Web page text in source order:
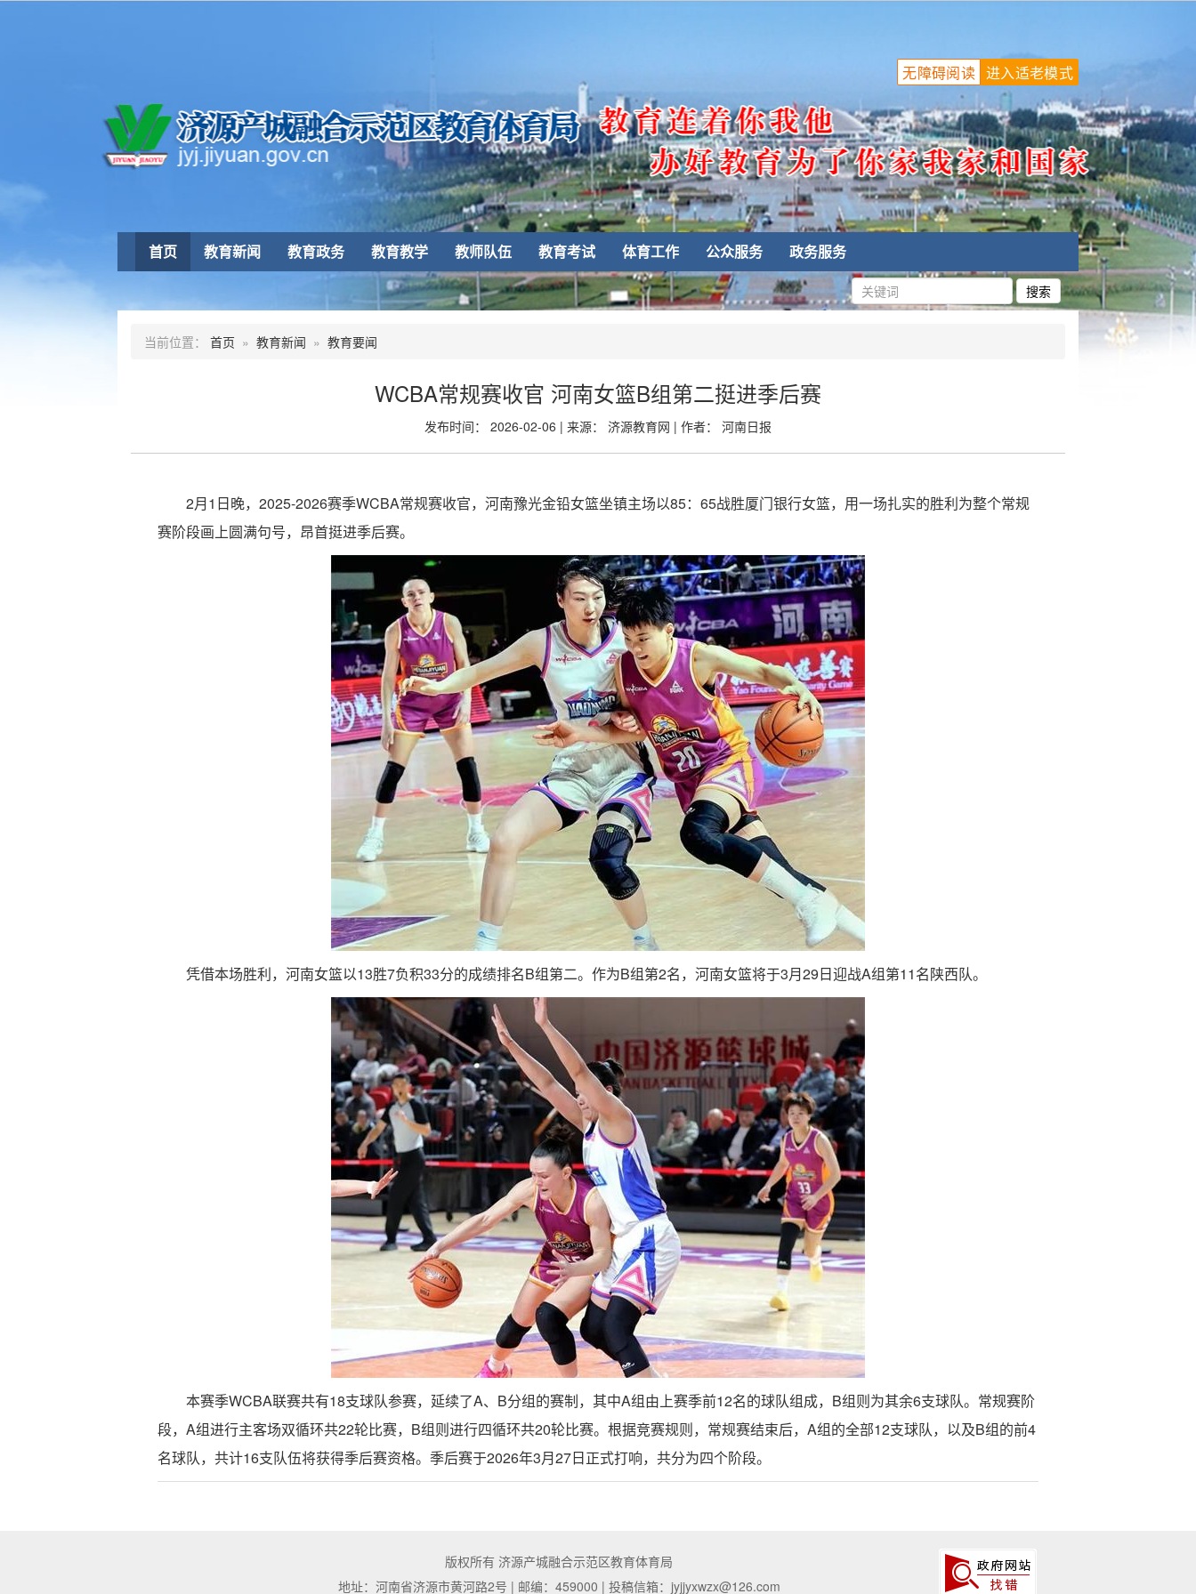
首页 教育新闻 教育政务 教育教学 教师队伍 教育考试 体育工作 公众服务 政务服务
进入适老模式
无障碍阅读
当前位置： 首页 » 教育新闻 » 教育要闻
WCBA常规赛收官 河南女篮B组第二挺进季后赛
发布时间： 2026-02-06 | 来源： 济源教育网 | 作者： 河南日报
2月1日晚，2025-2026赛季WCBA常规赛收官，河南豫光金铅女篮坐镇主场以85：65战胜厦门银行女篮，用一场扎实的胜利为整个常规
赛阶段画上圆满句号，昂首挺进季后赛。
凭借本场胜利，河南女篮以13胜7负积33分的成绩排名B组第二。 作为B组第2名，河南女篮将于3月29日迎战A组第11名陕西队。
本赛季WCBA联赛共有18支球队参赛，延续了A、B分组的赛制，其中A组由上赛季前12名的球队组成，B组则为其余6支球队。常规赛阶
段，A组进行主客场双循环共22轮比赛，B组则进行四循环共20轮比赛。根据竞赛规则，常规赛结束后，A组的全部12支球队，以及B组的前4
名球队，共计16支队伍将获得季后赛资格。季后赛于2026年3月27日正式打响，共分为四个阶段。
版权所有 济源产城融合示范区教育体育局
地址：河南省济源市黄河路2号 | 邮编：459000 | 投稿信箱：jyjjyxwzx@126.com